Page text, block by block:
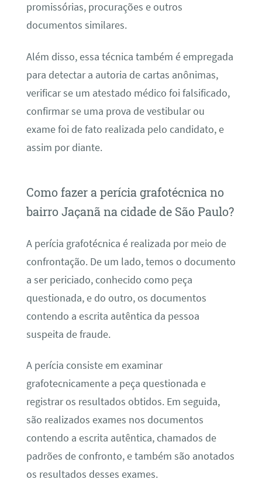
promissórias, procurações e outros
documentos similares.
Além disso, essa técnica também é empregada
para detectar a autoria de cartas anônimas,
verificar se um atestado médico foi falsificado,
confirmar se uma prova de vestibular ou
exame foi de fato realizada pelo candidato, e
assim por diante.
Como fazer a perícia grafotécnica no
bairro Jaçanã na cidade de São Paulo?
A perícia grafotécnica é realizada por meio de
confrontação. De um lado, temos o documento
a ser periciado, conhecido como peça
questionada, e do outro, os documentos
contendo a escrita autêntica da pessoa
suspeita de fraude.
A perícia consiste em examinar
grafotecnicamente a peça questionada e
registrar os resultados obtidos. Em seguida,
são realizados exames nos documentos
contendo a escrita autêntica, chamados de
padrões de confronto, e também são anotados
os resultados desses exames.